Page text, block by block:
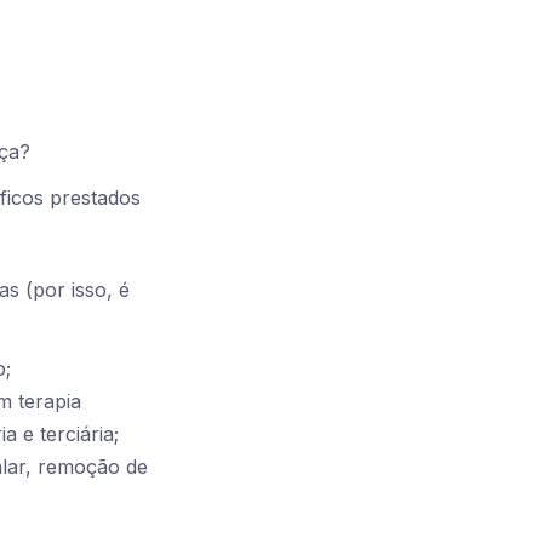
prestados
(por isso, é
terapia
e terciária;
remoção de